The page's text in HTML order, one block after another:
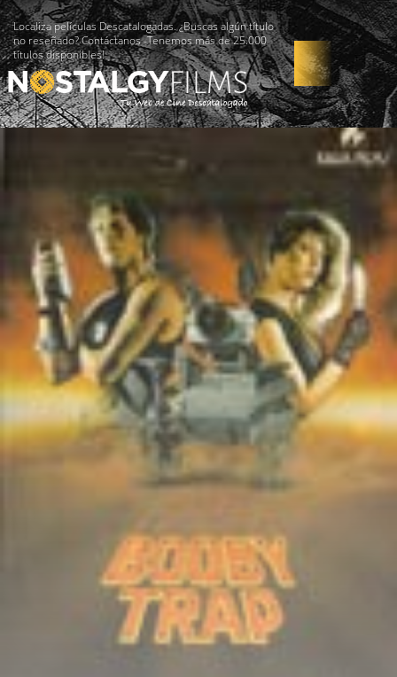
Localiza películas Descatalogadas. ¿Buscas algún título
no reseñado? Contáctanos -Tenemos más de 25.000
títulos disponibles!